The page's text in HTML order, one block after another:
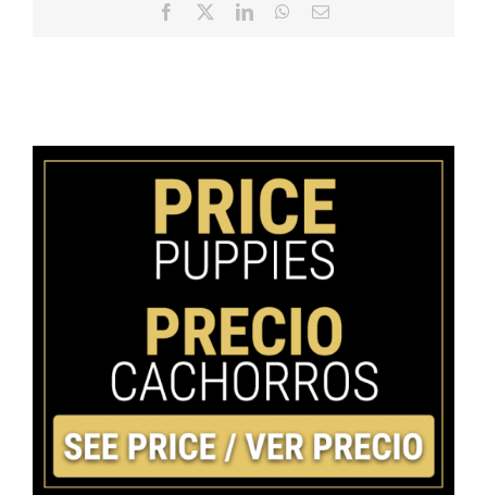
Facebook LinkedInWhatsApp
Email